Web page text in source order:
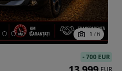
1 / 6
-700 EUR
EUR